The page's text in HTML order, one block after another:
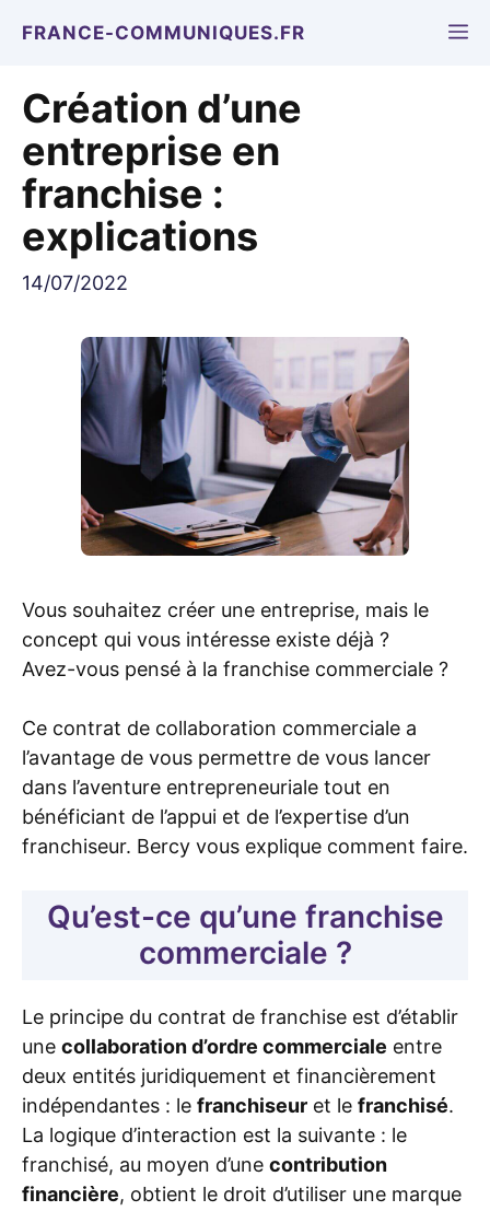
FRANCE-COMMUNIQUES.FR
Création d’une
entreprise en
franchise :
explications
14/07/2022
Vous souhaitez créer une entreprise, mais le
concept qui vous intéresse existe déjà ?
Avez-vous pensé à la franchise commerciale ?
Ce contrat de collaboration commerciale a
l’avantage de vous permettre de vous lancer
dans l’aventure entrepreneuriale tout en
bénéficiant de l’appui et de l’expertise d’un
franchiseur. Bercy vous explique comment faire.
Qu’est-ce qu’une franchise
commerciale ?
Le principe du contrat de franchise est d’établir
une collaboration d’ordre commerciale entre
deux entités juridiquement et financièrement
indépendantes : le franchiseur et le franchisé.
La logique d’interaction est la suivante : le
franchisé, au moyen d’une contribution
financière, obtient le droit d’utiliser une marque